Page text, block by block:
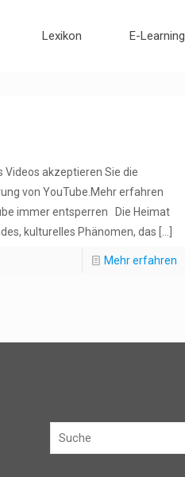
Lexikon E-Learning
Videos akzeptieren Sie die
von YouTube.Mehr erfahren
immer entsperren Die Heimat
kulturelles Phänomen, das
Mehr erfahren